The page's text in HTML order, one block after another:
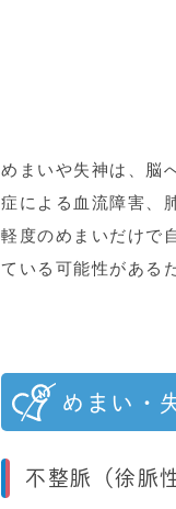
めまいや失神は、脳
症による血流障害、
軽度のめまいだけで
ている可能性がある
めまい・
不整脈（徐脈